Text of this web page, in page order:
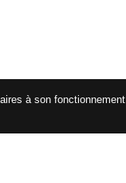
à son fonctionnement.